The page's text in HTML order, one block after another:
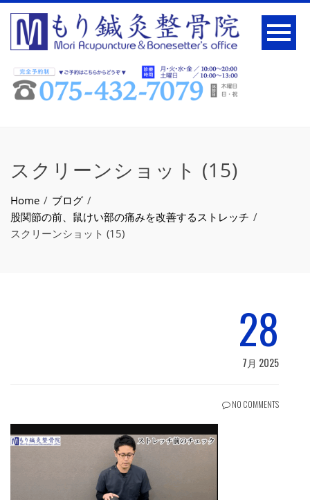
スクリーンショット (15)
Home
ブログ
股関節の前、鼠けい部の痛みを改善するストレッチ
スクリーンショット (15)
28
7月 2025
NO COMMENTS